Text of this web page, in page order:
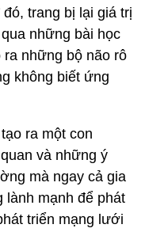
trang bị lại giá trị
những bài học
ra những bộ não rô
không biết ứng
ra một con
và những ý
mà ngay cả gia
lành mạnh để phát
triển mạng lưới